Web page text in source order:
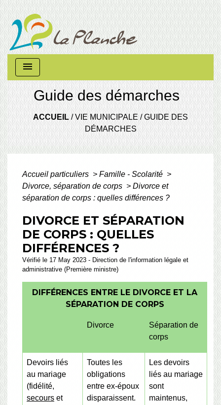
menu
Guide des démarches
ACCUEIL/VIE MUNICIPALE/GUIDE DES
DÉMARCHES
Accueil particuliers > Famille - Scolarité >
Divorce, séparation de corps > Divorce et
séparation de corps : quelles différences ?
DIVORCE ET SÉPARATION
DE CORPS : QUELLES
DIFFÉRENCES ?
Vérifié le 17 May 2023 - Direction de l'information légale et
administrative (Première ministre)
DIFFÉRENCES ENTRE LE DIVORCE ET LA
SÉPARATION DE CORPS
Divorce
Séparation de
corps
Devoirs liés
au mariage
(fidélité,
secours et
Toutes les
obligations
entre ex-époux
disparaissent.
Les devoirs
liés au mariage
sont
maintenus,